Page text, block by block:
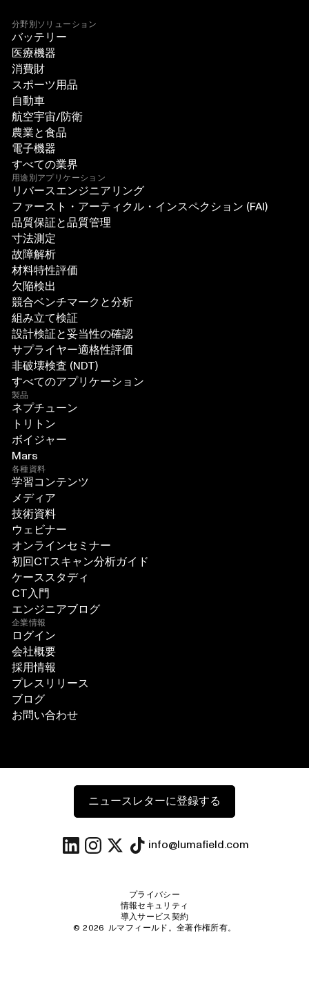
分野別ソリューション
バッテリー
医療機器
消費財
スポーツ用品
自動車
航空宇宙/防衛
農業と食品
電子機器
すべての業界
用途別アプリケーション
リバースエンジニアリング
ファースト・アーティクル・インスペクション (FAI)
品質保証と品質管理
寸法測定
故障解析
材料特性評価
欠陥検出
競合ベンチマークと分析
組み立て検証
設計検証と妥当性の確認
サプライヤー適格性評価
非破壊検査 (NDT)
すべてのアプリケーション
製品
ネプチューン
トリトン
ボイジャー
Mars
各種資料
学習コンテンツ
メディア
技術資料
ウェビナー
オンラインセミナー
初回CTスキャン分析ガイド
ケーススタディ
CT入門
エンジニアブログ
企業情報
ログイン
会社概要
採用情報
プレスリリース
ブログ
お問い合わせ
ニュースレターに登録する
info@lumafield.com
プライバシー
情報セキュリティ
導入サービス契約
©2026 ルマフィールド。全著作権所有。